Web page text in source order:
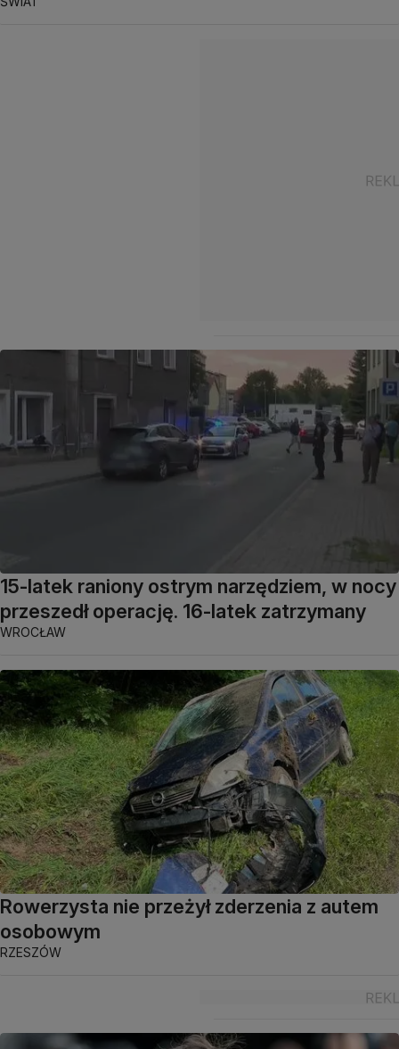
15-latek raniony ostrym narzędziem, w nocy
przeszedł operację. 16-latek zatrzymany
WROCŁAW
Rowerzysta nie przeżył zderzenia z autem
osobowym
RZESZÓW